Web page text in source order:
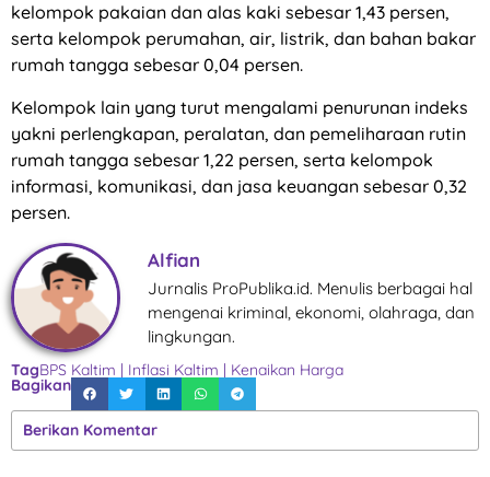
kelompok pakaian dan alas kaki sebesar 1,43 persen,
serta kelompok perumahan, air, listrik, dan bahan bakar
rumah tangga sebesar 0,04 persen.
Kelompok lain yang turut mengalami penurunan indeks
yakni perlengkapan, peralatan, dan pemeliharaan rutin
rumah tangga sebesar 1,22 persen, serta kelompok
informasi, komunikasi, dan jasa keuangan sebesar 0,32
persen.
Alfian
Jurnalis ProPublika.id. Menulis berbagai hal
mengenai kriminal, ekonomi, olahraga, dan
lingkungan.
TagBPS Kaltim | Inflasi Kaltim | Kenaikan Harga
Bagikan
Berikan Komentar